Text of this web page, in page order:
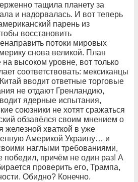
тащила планету за
и надорвалась. И вот теперь
парень из
восстановить
потоки мировых
снова великой. План
высоком уровне, вот только
соответствовать: мексиканцы
вводит ответные торговые
не отдают Гренландию,
ядерные испытания,
союзники не хотят сражаться
обзавёлся своим мнением о
железной хваткой в уже
Америкой Украину… и
наглыми требованиями,
победил, причём не один раз! А
проверить его, Трампа,
Обидно? Конечно.